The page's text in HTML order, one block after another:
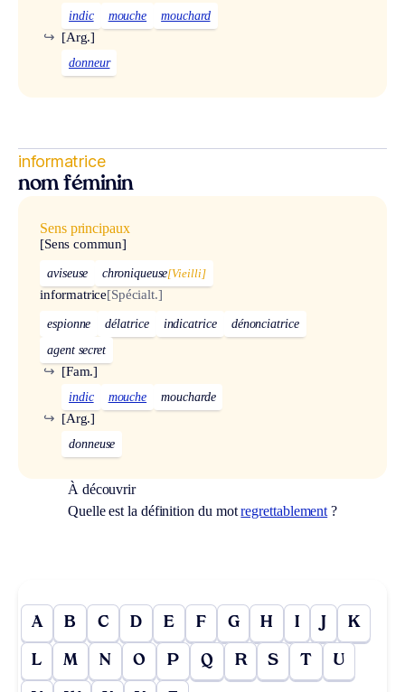
indic mouche mouchard
[Arg.]
↪
donneur
informatrice
nom féminin
Sens principaux
[Sens commun]
aviseuse chroniqueuse[Vieilli]
informatrice[Spécialt.]
espionne délatrice indicatrice
dénonciatrice
agent secret
[Fam.]
↪
indic mouche moucharde
[Arg.]
↪
donneuse
À découvrir
Quelle est la définition du motregrettablement ?
A B C D E F G H I J K
L M N O P Q R S T U